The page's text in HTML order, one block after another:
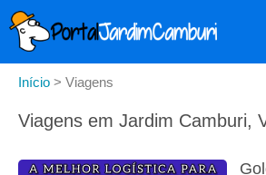
Início > Viagens
Viagens em Jardim Camburi,